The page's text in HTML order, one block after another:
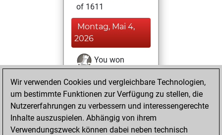
of 1611
Montag, Mai 4,
2026
You won
Sonntag, April 19,
2026
You created
Wir verwenden Cookies und vergleichbare Technologien,
um bestimmte Funktionen zur Verfügung zu stellen, die
Nutzererfahrungen zu verbessern und interessengerechte
Inhalte auszuspielen. Abhängig von ihrem
Verwendungszweck können dabei neben technisch